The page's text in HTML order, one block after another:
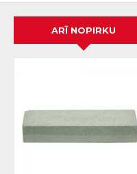
ARĪ NOPIRKU